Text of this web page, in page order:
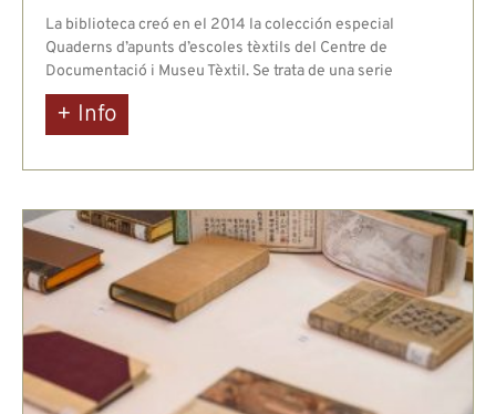
Valorem la teva privadesa
Fem servir cookies per millorar la vostra experiència de
La biblioteca creó en el 2014 la colección especial
Quaderns d’apunts d’escoles tèxtils del Centre de
Documentació i Museu Tèxtil. Se trata de una serie
+ Info